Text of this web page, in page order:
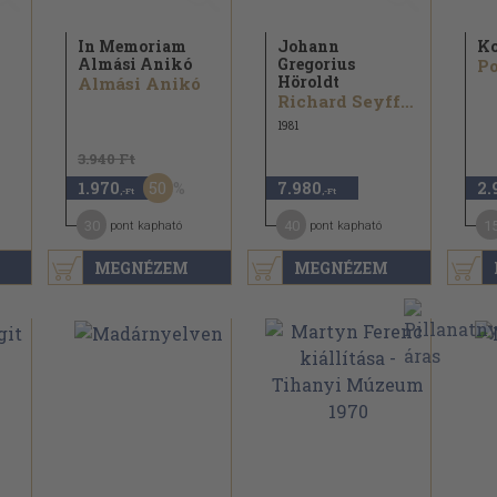
MEGNÉZEM
In Memoriam
Almási Anikó
Almási Anikó
3.940 Ft
1.970 ,-Ft 50
pont kapható
MEGNÉZEM
Johann
Gregorius
Höroldt
Richard Seyffarth
1981
7.980 ,-Ft
pont kapható